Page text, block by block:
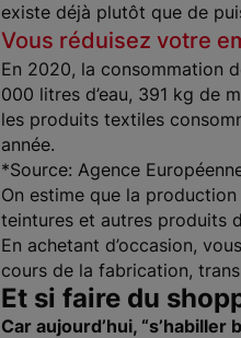
existe déjà plutôt que de
Vous réduisez votre
En 2020, la consommation
000 litres d’eau, 391 kg de
les produits textiles
année.
*Source: Agence
On estime que la
teintures et autres produits
En achetant d’occasion,
cours de la fabrication,
Et si faire du
Car aujourd’hui, “s’habiller